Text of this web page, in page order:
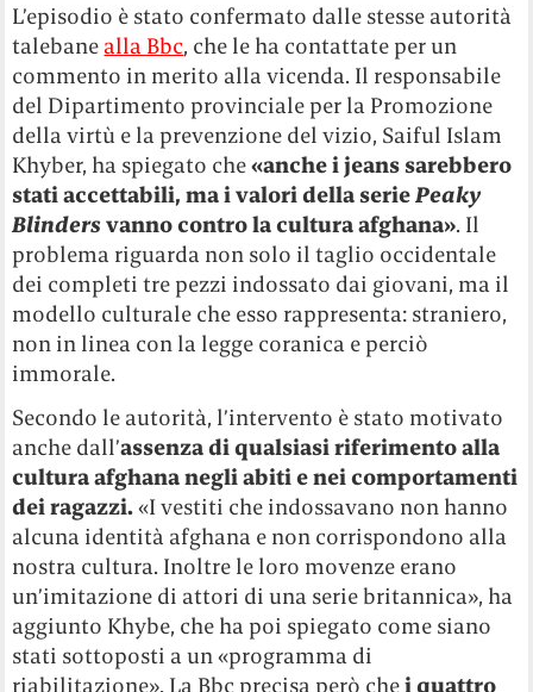
L’episodio è stato confermato dalle stesse autorità
talebane alla Bbc, che le ha contattate per un
commento in merito alla vicenda. Il responsabile
del Dipartimento provinciale per la Promozione
della virtù e la prevenzione del vizio, Saiful Islam
Khyber, ha spiegato che«anche i jeans sarebbero
stati accettabili, ma i valori della seriePeaky
Blindersvanno contro la cultura afghana». Il
problema riguarda non solo il taglio occidentale
dei completi tre pezzi indossato dai giovani, ma il
modello culturale che esso rappresenta: straniero,
non in linea con la legge coranica e perciò
immorale.
Secondo le autorità, l’intervento è stato motivato
anche dall’assenza di qualsiasi riferimento alla
cultura afghana negli abiti e nei comportamenti
dei ragazzi.«I vestiti che indossavano non hanno
alcuna identità afghana e non corrispondono alla
nostra cultura. Inoltre le loro movenze erano
un’imitazione di attori di una serie britannica», ha
aggiunto Khybe, che ha poi spiegato come siano
stati sottoposti a un «programma di
riabilitazione». La Bbc precisa però chei quattro